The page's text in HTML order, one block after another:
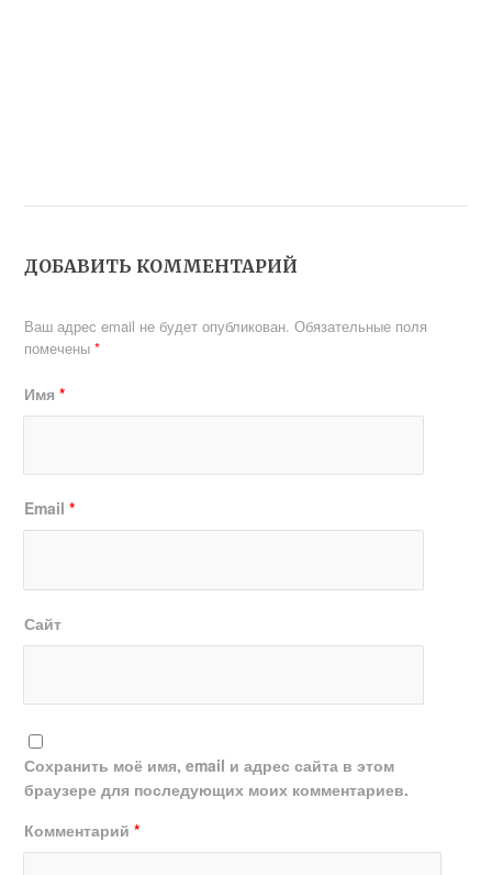
ДОБАВИТЬ КОММЕНТАРИЙ
Ваш адрес email не будет опубликован. Обязательные поля
помечены*
Имя*
Email*
Сайт
Сохранить моё имя, email и адрес сайта в этом
браузере для последующих моих комментариев.
Комментарий*